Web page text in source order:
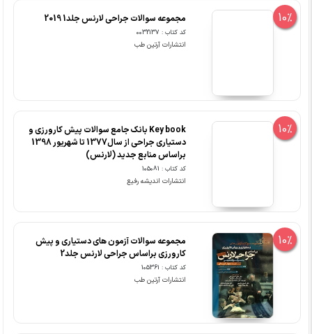
10% مجموعه سوالات جراحی لارنس جلد1 2019
کد کتاب : 0032137
انتشارات آرتین طب
10%
Key book بانک جامع سوالات پیش کارورزی و
دستیاری جراحی از سال1377 تا شهریور 1398
براساس منابع جدید (لارنس)
کد کتاب : 105081
انتشارات اندیشه رفیع
10%
مجموعه سوالات آزمون های دستیاری و پیش
کارورزی براساس جراحی لارنس جلد2
کد کتاب : 105361
انتشارات آرتین طب